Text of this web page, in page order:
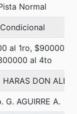
Normal
Condicional
al 1ro, $900000
al 4to
DON
G. AGUIRRE A.